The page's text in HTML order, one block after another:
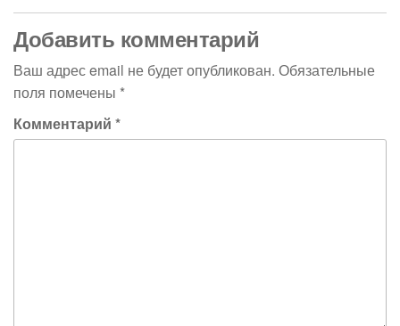
Добавить комментарий
Ваш адрес email не будет опубликован. Обязательные
поля помечены *
Комментарий *